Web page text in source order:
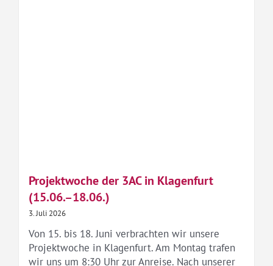
Projektwoche der 3AC in Klagenfurt
(15.06.–18.06.)
3. Juli 2026
Von 15. bis 18. Juni verbrachten wir unsere
Projektwoche in Klagenfurt. Am Montag trafen
wir uns um 8:30 Uhr zur Anreise. Nach unserer